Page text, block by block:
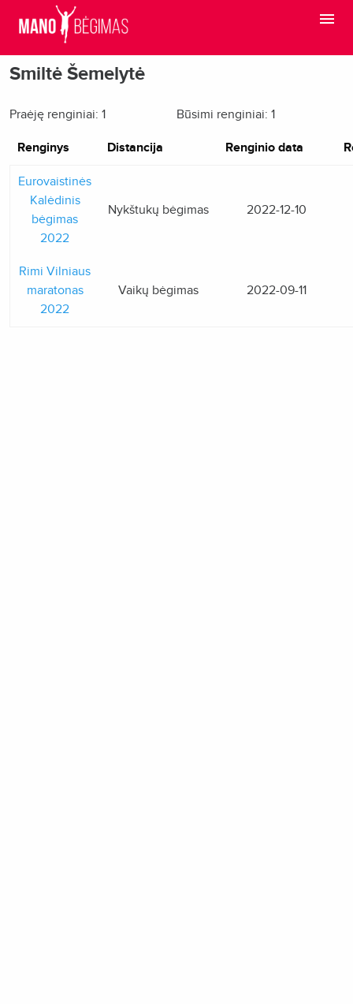
Smiltė Šemelytė
Praėję renginiai: 1 Būsimi renginiai: 1
Renginys Distancija Renginio data
Eurovaistinės
Kalėdinis
bėgimas
2022
Nykštukų bėgimas 2022-12-10
Rimi Vilniaus
maratonas
2022
Vaikų bėgimas 2022-09-11